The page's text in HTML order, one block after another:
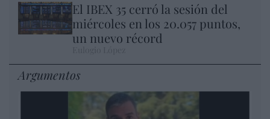
El IBEX 35 cerró la sesión del
miércoles en los 20.057 puntos,
un nuevo récord
Argumentos